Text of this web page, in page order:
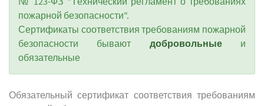
пожарной безопасности".
Сертификаты соответствия требованиям пожарной
безопасности бывают добровольные и
обязательные
Обязательный сертификат соответствия требованиям